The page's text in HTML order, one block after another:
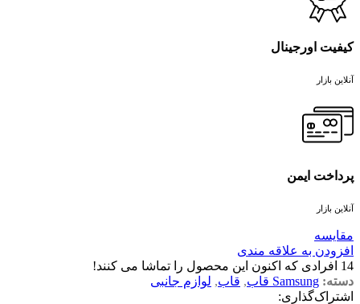
کیفیت اورجینال
آنلاین بازار
پرداخت ایمن
آنلاین بازار
مقايسه
افزودن به علاقه مندی
14 افرادی که اکنون این محصول را تماشا می کنند!
دسته: Samsung قاب , قاب, لوازم جانبی
اشتراک‌گذاری: